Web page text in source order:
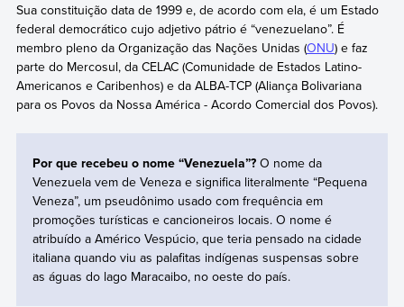
Sua constituição data de 1999 e, de acordo com ela, é um Estado
federal democrático cujo adjetivo pátrio é “venezuelano”. É
membro pleno da Organização das Nações Unidas (ONU) e faz
parte do Mercosul, da CELAC (Comunidade de Estados Latino-
Americanos e Caribenhos) e da ALBA-TCP (Aliança Bolivariana
para os Povos da Nossa América - Acordo Comercial dos Povos).
Por que recebeu o nome “Venezuela”? O nome da
Venezuela vem de Veneza e significa literalmente “Pequena
Veneza”, um pseudônimo usado com frequência em
promoções turísticas e cancioneiros locais. O nome é
atribuído a Américo Vespúcio, que teria pensado na cidade
italiana quando viu as palafitas indígenas suspensas sobre
as águas do lago Maracaibo, no oeste do país.